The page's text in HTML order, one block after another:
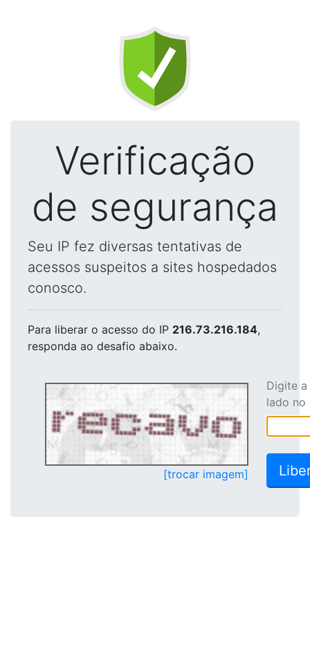
Verificação
de segurança
Seu IP fez diversas tentativas de
acessos suspeitos a sites hospedados
conosco.
Para liberar o acesso do IP 216.73.216.184,
responda ao desafio abaixo.
[trocar imagem]
Digite
lado no